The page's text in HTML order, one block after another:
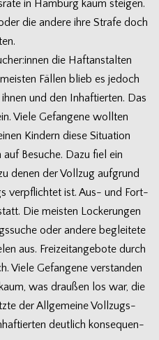
in Ham­burg kaum stei­gen.
die andere ihre Strafe doch
die Haft­an­stal­ten
Fäl­len blieb es jedoch
und den Inhaf­tier­ten. Das
Viele Gefan­gene woll­ten
Kin­dern diese Situa­tion
Besu­che. Dazu fiel ein
denen der Voll­zug auf­grund
ver­pflich­tet ist. Aus- und Fort­
Die meis­ten Locke­run­gen
oder andere beglei­tete
aus. Frei­zeit­an­ge­bote durch
Viele Gefan­gene ver­stan­den
was drau­ßen los war, die
der All­ge­meine Voll­zugs­
deut­lich kon­se­quen­